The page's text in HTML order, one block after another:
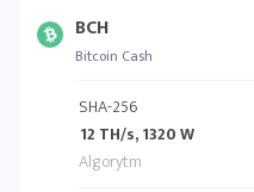
BCH
Bitcoin Cash
SHA-256
12 TH/s, 1320 W